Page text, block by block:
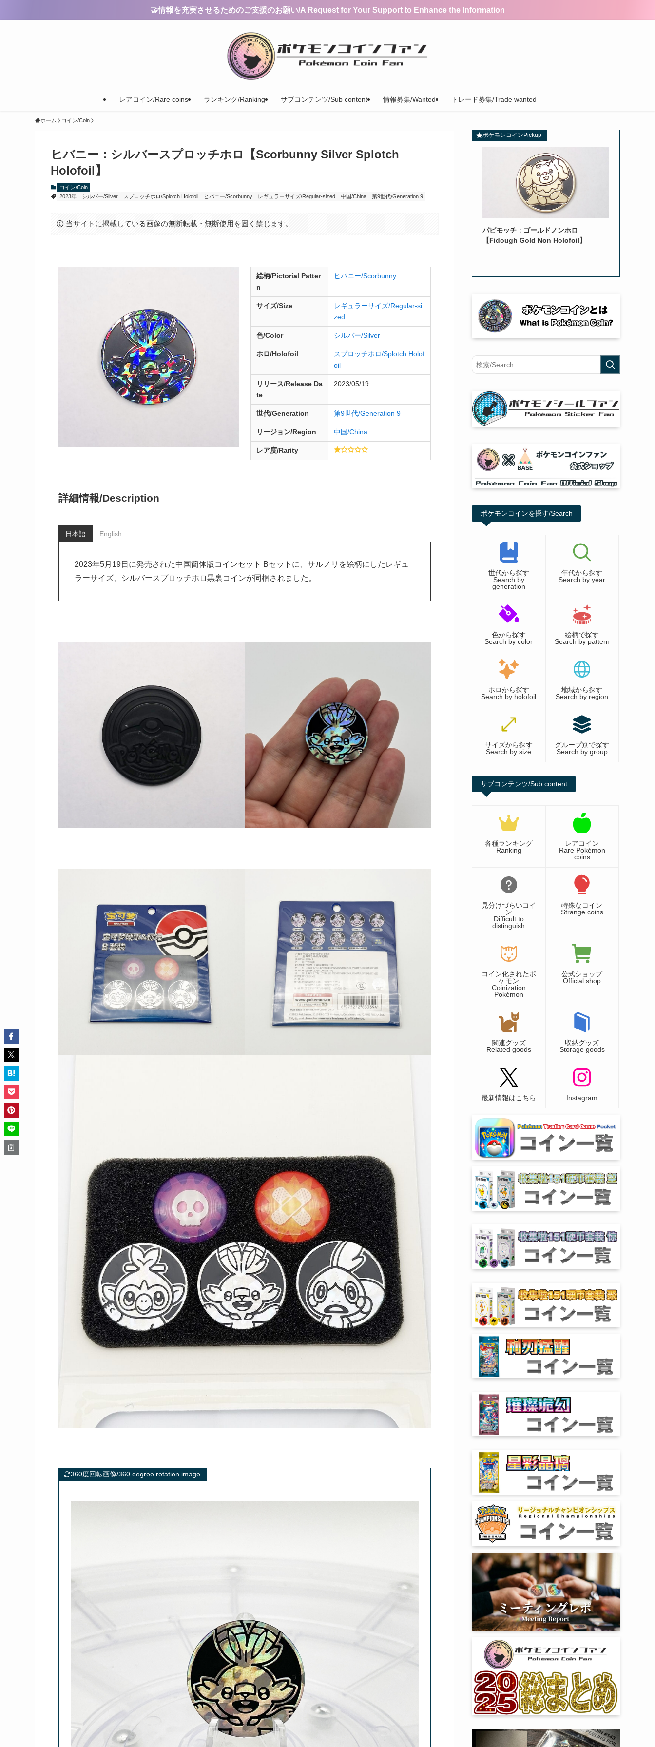
🤝情報を充実させるためのご支援のお願い/A Request for Your Support to Enhance the Information
レアコイン/Rare coins ランキング/Ranking サブコンテンツ/Sub content 情報募集/Wanted トレード募集/Trade wanted
ホーム コイン/Coin
ヒバニー：シルバースプロッチホロ【Scorbunny Silver Splotch
Holofoil】
コイン/Coin
2023年
シルバー/Silver スプロッチホロ/Splotch Holofoil ヒバニー/Scorbunny レギュラーサイズ/Regular-sized 中国/China 第9世代/Generation 9
当サイトに掲載している画像の無断転載・無断使用を固く禁じます。
絵柄/Pictorial Patter
n
ヒバニー/Scorbunny
サイズ/Size
レギュラーサイズ/Regular-si
zed
色/Color シルバー/Silver
ホロ/Holofoil
スプロッチホロ/Splotch Holof
oil
リリース/ReleaseDa
te
2023/05/19
世代/Generation 第9世代/Generation 9
リージョン/Region 中国/China
レア度/Rarity
詳細情報/Description
日本語 English
2023年5月19日に発売された中国簡体版コインセット Bセットに、サルノリを絵柄にしたレギュ
ラーサイズ、シルバースプロッチホロ黒裏コインが同梱されました。
360度回転画像/360 degree rotation image
ポケモンコインPickup
パピモッチ：ゴールドノンホロ
【Fidough Gold Non Holofoil】
ポケモンコインを探す/Search
世代から探す
Search by
generation
年代から探す
Search by year
色から探す
Search by color
絵柄で探す
Search by pattern
ホロから探す
Search by holofoil
地域から探す
Search by region
サイズから探す
Search by size
グループ別で探す
Search by group
サブコンテンツ/Sub content
各種ランキング
Ranking
レアコイン
Rare Pokémon
coins
見分けづらいコイ
ン
Difficult to
distinguish
特殊なコイン
Strange coins
コイン化されたポ
ケモン
Coinization
Pokémon
公式ショップ
Official shop
関連グッズ
Related goods
収納グッズ
Storage goods
最新情報はこちら Instagram